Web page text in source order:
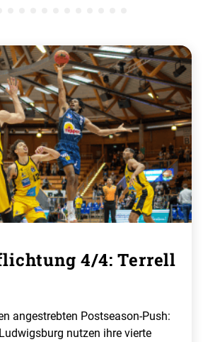
4/4: Terrell
angestrebten Postseason-Push:
nutzen ihre vierte